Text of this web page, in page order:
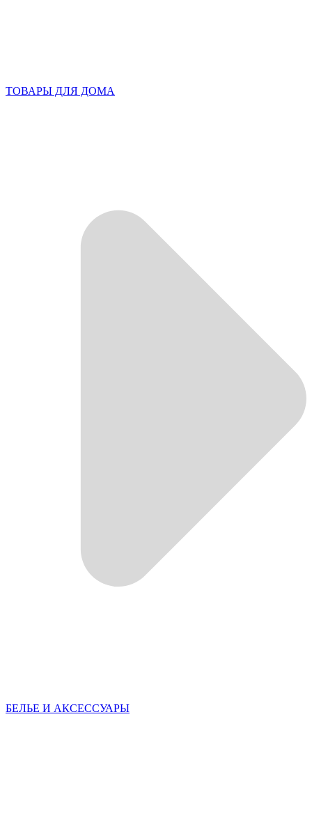
ТОВАРЫ ДЛЯ ДОМА
БЕЛЬЕ И АКСЕССУАРЫ